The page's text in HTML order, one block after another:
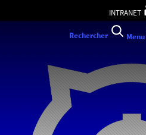
INTRANET
Rechercher Menu